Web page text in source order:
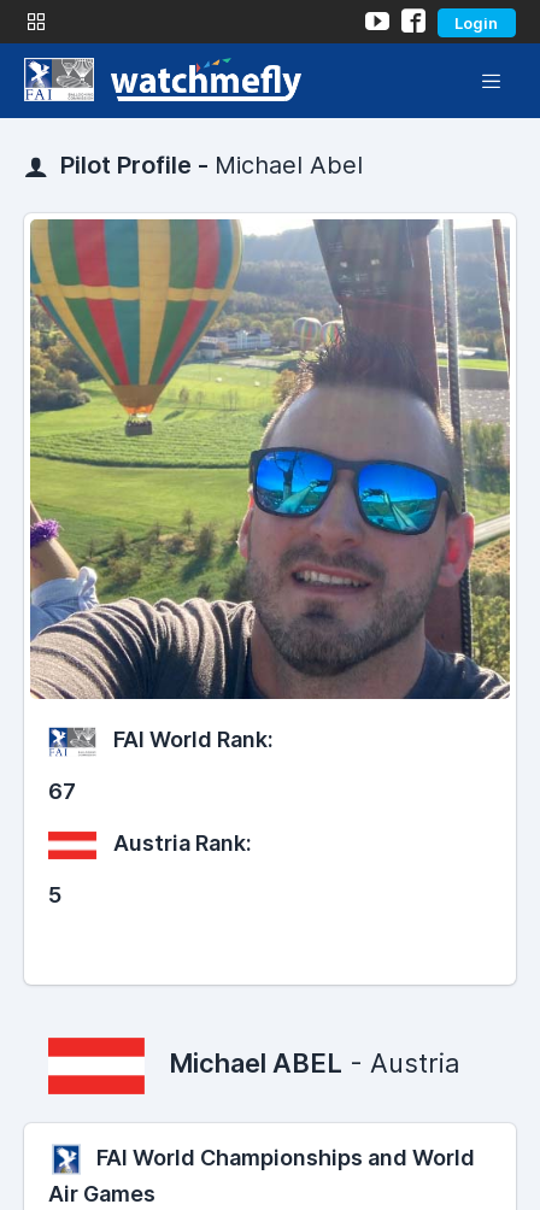
Login
Pilot Profile - Michael Abel
FAI World Rank:
67
Austria Rank:
5
Michael ABEL - Austria
FAI World Championships and World
Air Games